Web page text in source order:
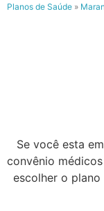
Planos de Saúde »
Se você esta
convênio
escolher o